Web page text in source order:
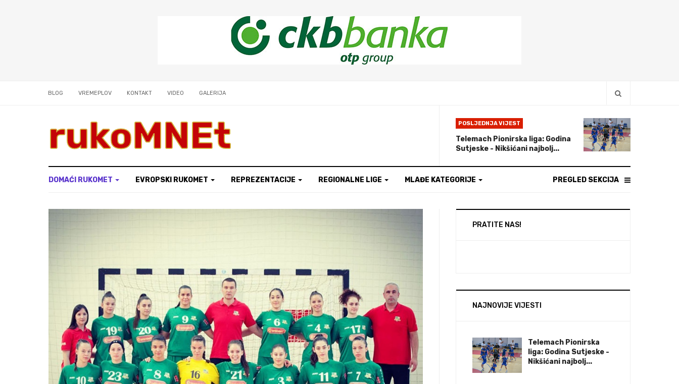
BLOG VREMEPLOV KONTAKT VIDEO GALERIJA
rukoMNEt POSLJEDNJA VIJEST
Telemach Pionirska liga: Godina
Sutjeske - Nikšićani najbolj...
DOMAĆI RUKOMET EVROPSKI RUKOMET REPREZENTACIJE REGIONALNE LIGE MLAĐE KATEGORIJE PREGLED SEKCIJA
PRATITE NAS!
NAJNOVIJE VIJESTI
Telemach Pionirska
liga: Godina Sutjeske -
Nikšićani najbolj...